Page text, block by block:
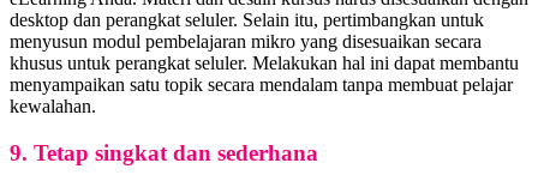
desktop dan perangkat seluler. Selain itu, pertimbangkan untuk
menyusun modul pembelajaran mikro yang disesuaikan secara
khusus untuk perangkat seluler. Melakukan hal ini dapat membantu
menyampaikan satu topik secara mendalam tanpa membuat pelajar
kewalahan.
9. Tetap singkat dan sederhana